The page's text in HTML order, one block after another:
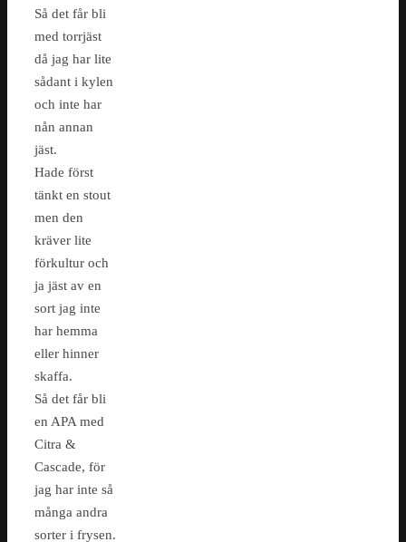
Så det får bli
med torrjäst
då jag har lite
sådant i kylen
och inte har
nån annan
jäst.
Hade först
tänkt en stout
men den
kräver lite
förkultur och
ja jäst av en
sort jag inte
har hemma
eller hinner
skaffa.
Så det får bli
en APA med
Citra &
Cascade, för
jag har inte så
många andra
sorter i frysen.